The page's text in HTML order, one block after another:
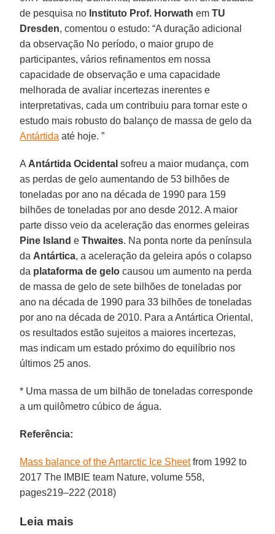
de pesquisa no Instituto Prof. Horwath emTU
Dresden, comentou o estudo: “A duração adicional
da observação No período, o maior grupo de
participantes, vários refinamentos em nossa
capacidade de observação e uma capacidade
melhorada de avaliar incertezas inerentes e
interpretativas, cada um contribuiu para tornar este o
estudo mais robusto do balanço de massa de gelo da
Antártida até hoje. ”
A Antártida Ocidental sofreu a maior mudança, com
as perdas de gelo aumentando de 53 bilhões de
toneladas por ano na década de 1990 para 159
bilhões de toneladas por ano desde 2012. A maior
parte disso veio da aceleração das enormes geleiras
Pine Island eThwaites. Na ponta norte da península
da Antártica, a aceleração da geleira após o colapso
da plataforma de gelo causou um aumento na perda
de massa de gelo de sete bilhões de toneladas por
ano na década de 1990 para 33 bilhões de toneladas
por ano na década de 2010. Para a Antártica Oriental,
os resultados estão sujeitos a maiores incertezas,
mas indicam um estado próximo do equilíbrio nos
últimos 25 anos.
* Uma massa de um bilhão de toneladas corresponde
a um quilômetro cúbico de água.
Referência:
Mass balance of the Antarctic Ice Sheetfrom 1992 to
2017 The IMBIE team Nature, volume 558,
pages219–222 (2018)
Leia mais